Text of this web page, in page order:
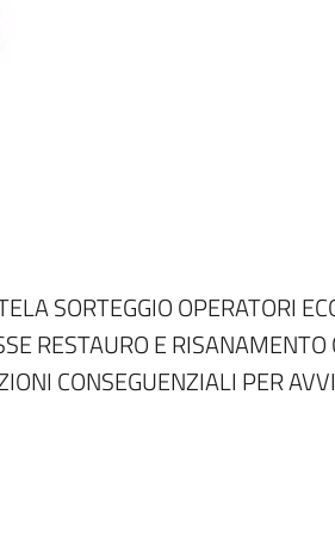
SORTEGGIO OPERATORI
RESTAURO E RISANAMENTO
CONSEGUENZIALI PER